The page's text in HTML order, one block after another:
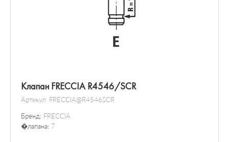
Клапан FRECCIA R4546/SCR
Артикул: FRECCIA@R4546SCR
Бренд: FRECCIA
�лапана: 7